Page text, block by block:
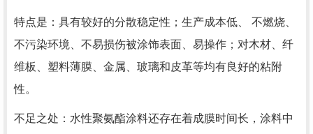
特点是：具有较好的分散稳定性；生产成本低、 不燃烧、
不污染环境、不易损伤被涂饰表面、易操作；对木材、纤
维板、塑料薄膜、金属、玻璃和皮革等均有良好的粘附
性。
不足之处：水性聚氨酯涂料还存在着成膜时间长，涂料中